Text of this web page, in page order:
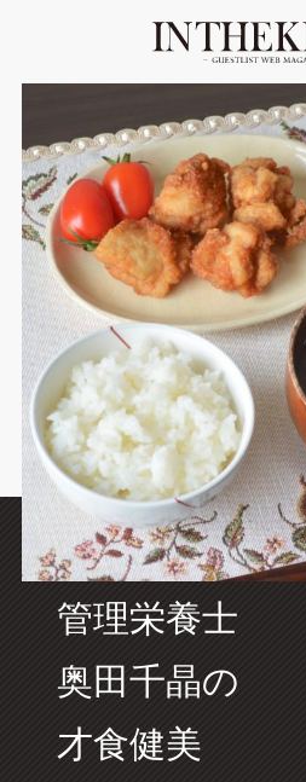
ONLINE SHOP
FASHION
SPOTLIGHT
BEAUTY
LIFE STYLE
FOOD
WRITER
CONCEPT
管理栄養士
奥田千晶の
才食健美